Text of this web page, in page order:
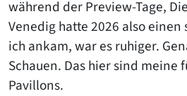
während der Preview-Tage,
Venedig hatte 2026 also
ich ankam, war es ruhiger.
Schauen. Das hier sind meine
Pavillons.